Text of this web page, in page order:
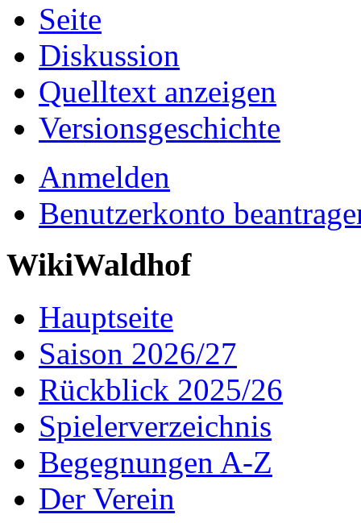
Seite
Diskussion
Quelltext anzeigen
Versionsgeschichte
Anmelden
Benutzerkonto
WikiWaldhof
Hauptseite
Saison 2026/27
Rückblick 2025/26
Spielerverzeichnis
Begegnungen A-Z
Der Verein